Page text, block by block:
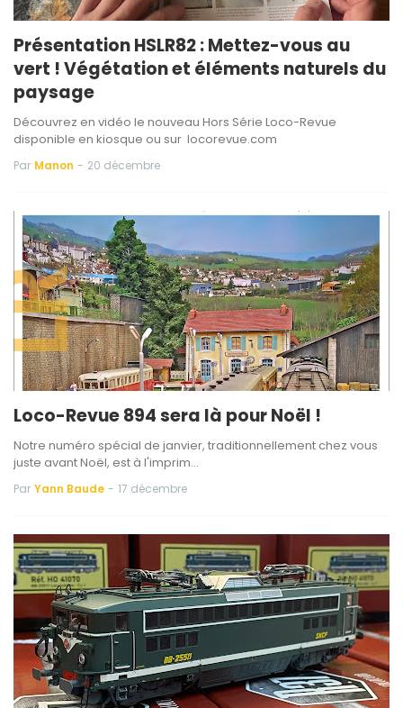
Présentation HSLR82 : Mettez-vous au
vert ! Végétation et éléments naturels du
paysage
Découvrez en vidéo le nouveau Hors Série Loco-Revue
disponible en kiosque ou sur locorevue.com
Par Manon - 20 décembre
Loco-Revue 894 sera là pour Noël !
Notre numéro spécial de janvier, traditionnellement chez vous
juste avant Noël, est à l'imprim…
Par Yann Baude - 17 décembre